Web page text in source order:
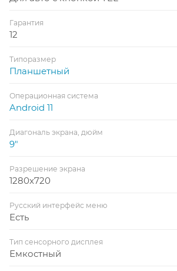
Гарантия
12
Типоразмер
Планшетный
Операционная система
Android 11
Диагональ экрана, дюйм
9"
Разрешение экрана
1280x720
Русский интерфейс меню
Есть
Тип сенсорного дисплея
Емкостный